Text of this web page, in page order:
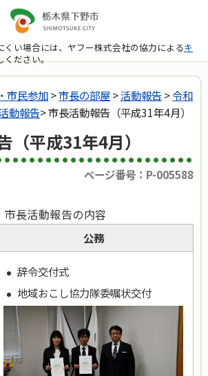
くい場合には、ヤフー株式会社の協力によるキ
ください。
市民参加>市長の部屋>活動報告 >令和
動報告> 市長活動報告（平成31年4月）
（平成31年4月）
ページ番号：P-005588
市長活動報告の内容
公務
辞令交付式
地域おこし協力隊委嘱状交付